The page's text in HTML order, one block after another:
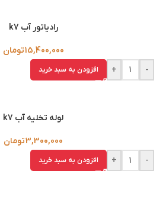
رادياتور آب k7
15,400,000تومان
-
+ افزودن به سبد خرید
لوله تخليه آب k7
3,300,000تومان
-
+ افزودن به سبد خرید